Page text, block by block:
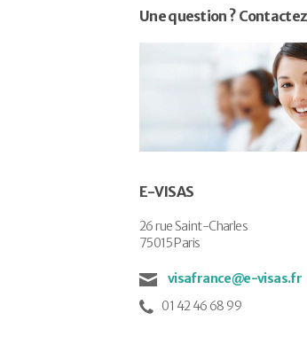
Une question ?
E-VISAS
26 rue Saint-Charles
75015 Paris
visafrance@e-visas.fr
01 42 46 68 99